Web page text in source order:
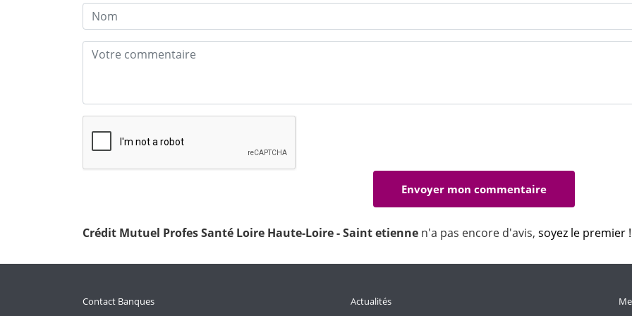
Crédit Mutuel Profes Santé Loire Haute-Loire - Saint etienne n'a pas encore d'avis, soyez le premier !
Contact Banques Actualités